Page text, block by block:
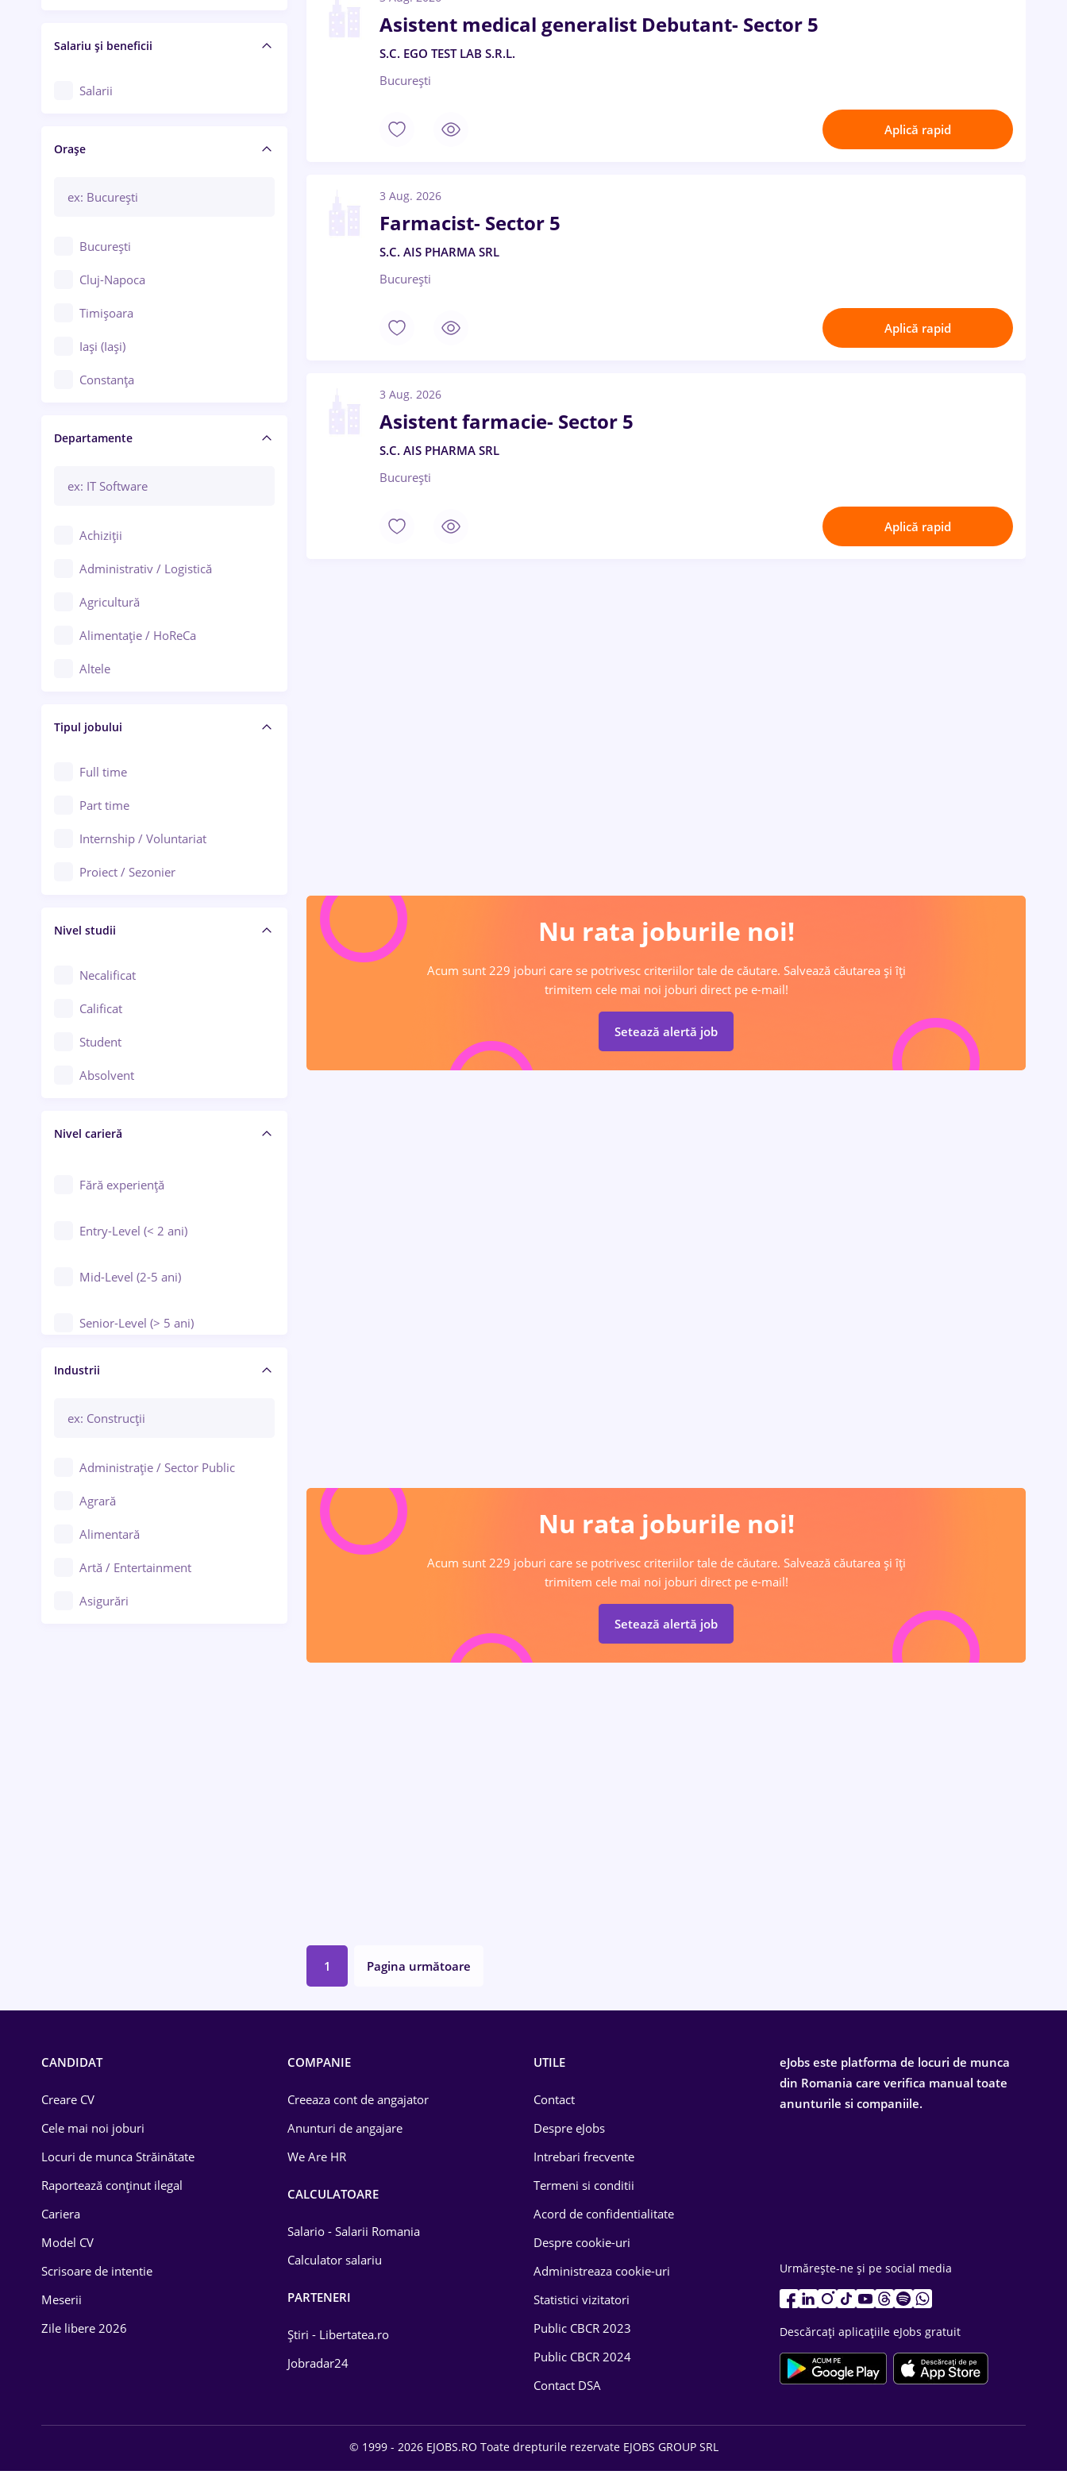
Salariu și beneficii
Salarii
Orașe
București
Cluj-Napoca
Timișoara
Iași (Iași)
Constanța
Brașov
Bacău
Galați (Galați)
Ploiești
Arad
Baia Mare
Bârlad
Bistrița (Bistrița-Năsăud)
Departamente
Achiziții
Administrativ / Logistică
Agricultură
Alimentație / HoReCa
Altele
Asigurări
Au pair / Babysitter / Curățenie
Audit / Consultanță
Auto / Echipamente
Automatizări
Cercetare - dezvoltare
Chimie / Biochimie
Confecții / Design vestimentar
Construcții / Instalații
Controlul calității
Educație / Training / Arte
Tipul jobului
Full time
Part time
Internship / Voluntariat
Proiect / Sezonier
Nivel studii
Necalificat
Calificat
Student
Absolvent
Nivel carieră
Fără experiență
Entry-Level (< 2 ani)
Mid-Level (2-5 ani)
Senior-Level (> 5 ani)
Manager / Executiv
Industrii
Administrație / Sector Public
Agrară
Alimentară
Artă / Entertainment
Asigurări
Media / Internet
Medicină / Sănătate
Asistent medical generalist Debutant- Sector 5
S.C. EGO TEST LAB S.R.L.
București
Aplică rapid
3 Aug. 2026
Farmacist- Sector 5
S.C. AIS PHARMA SRL
București
Aplică rapid
3 Aug. 2026
Asistent farmacie- Sector 5
S.C. AIS PHARMA SRL
București
Aplică rapid
Nu rata joburile noi!
Acum sunt 229 joburi care se potrivesc criteriilor tale de căutare. Salvează căutarea și îți
trimitem cele mai noi joburi direct pe e-mail!
Setează alertă job
Nu rata joburile noi!
Acum sunt 229 joburi care se potrivesc criteriilor tale de căutare. Salvează căutarea și îți
trimitem cele mai noi joburi direct pe e-mail!
Setează alertă job
1 Pagina următoare
CANDIDAT
Creare CV
Cele mai noi joburi
Locuri de munca Străinătate
Raportează conținut ilegal
Cariera
Model CV
Scrisoare de intentie
Meserii
Zile libere 2026
COMPANIE
Creeaza cont de angajator
Anunturi de angajare
We Are HR
CALCULATOARE
Salario - Salarii Romania
Calculator salariu
PARTENERI
Știri - Libertatea.ro
Jobradar24
UTILE
Contact
Despre eJobs
Intrebari frecvente
Termeni si conditii
Acord de confidentialitate
Despre cookie-uri
Administreaza cookie-uri
Statistici vizitatori
Public CBCR 2023
Public CBCR 2024
Contact DSA
eJobs este platforma de locuri de munca
din Romania care verifica manual toate
anunturile si companiile.
Urmărește-ne și pe social media
Descărcați aplicațiile eJobs gratuit
© 1999 - 2026 EJOBS.RO Toate drepturile rezervate EJOBS GROUP SRL